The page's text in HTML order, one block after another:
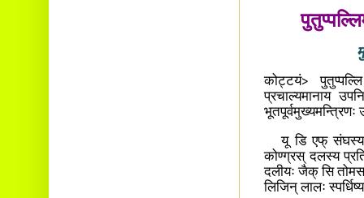
कोट्टयं>
प्रचाल्यमानाय
भूतपूर्वमुख्यमन्त्रिणः
यू डि एफ् संघस्य
कोण्ग्रस् दलस्य
दलीयः जैक् सि
लिजिन् लालः